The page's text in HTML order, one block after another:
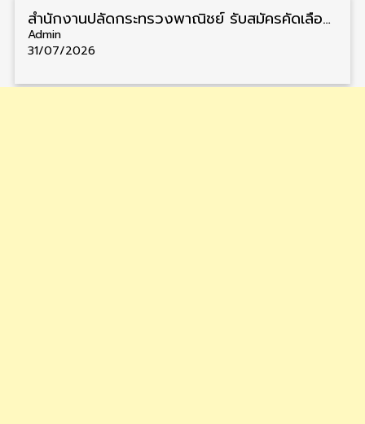
สำนักงานปลัดกระทรวงพาณิชย์ รับสมัครคัดเลือกพนักงานราชการ วุฒิ ปวส./ป.ตรี 11 อัตรา รับสมัคร 10 – 21 สิงหาคม
Admin
31/07/2026